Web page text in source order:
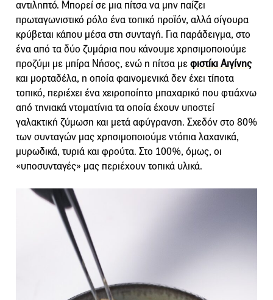
αντιληπτό. Μπορεί σε μια πίτσα να μην παίζει
πρωταγωνιστικό ρόλο ένα τοπικό προϊόν, αλλά σίγουρα
κρύβεται κάπου μέσα στη συνταγή. Για παράδειγμα, στο
ένα από τα δύο ζυμάρια που κάνουμε χρησιμοποιούμε
προζύμι με μπίρα Νήσος, ενώ η πίτσα μεφιστίκι Αιγίνης
και μορταδέλα, η οποία φαινομενικά δεν έχει τίποτα
τοπικό, περιέχει ένα χειροποίητο μπαχαρικό που φτιάχνω
από τηνιακά ντοματίνια τα οποία έχουν υποστεί
γαλακτική ζύμωση και μετά αφύγρανση. Σχεδόν στο 80%
των συνταγών μας χρησιμοποιούμε ντόπια λαχανικά,
μυρωδικά, τυριά και φρούτα. Στο 100%, όμως, οι
«υποσυνταγές» μας περιέχουν τοπικά υλικά.